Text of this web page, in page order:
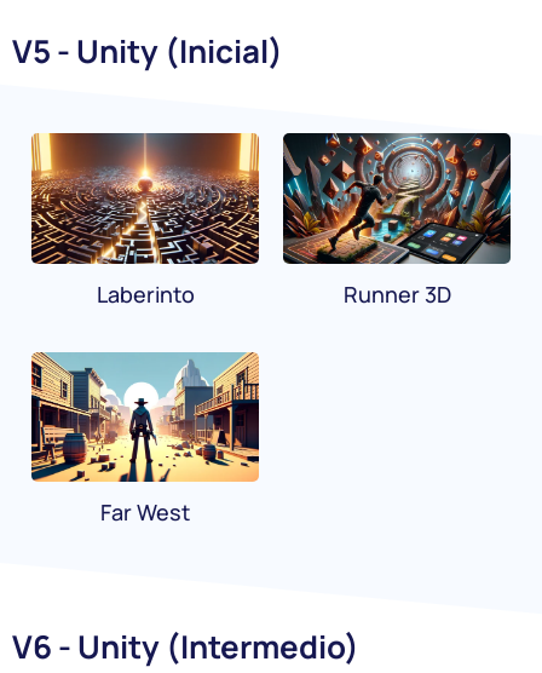
V5 - Unity (Inicial)
Laberinto Runner 3D
Far West
V6 - Unity (Intermedio)